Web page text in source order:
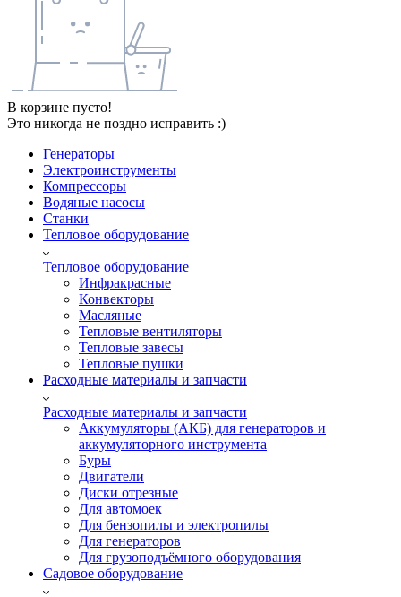
В корзине пусто!
Это никогда не поздно исправить :)
Генераторы
Электроинструменты
Компрессоры
Водяные насосы
Станки
Тепловое оборудование
Тепловое оборудование
Инфракрасные
Конвекторы
Масляные
Тепловые вентиляторы
Тепловые завесы
Тепловые пушки
Расходные материалы и запчасти
Расходные материалы и запчасти
Аккумуляторы (АКБ) для генераторов и
аккумуляторного инструмента
Буры
Двигатели
Диски отрезные
Для автомоек
Для бензопилы и электропилы
Для генераторов
Для грузоподъёмного оборудования
Садовое оборудование